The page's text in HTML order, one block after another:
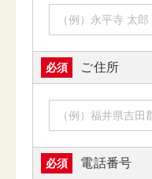
必須 ご住所
必須 電話番号